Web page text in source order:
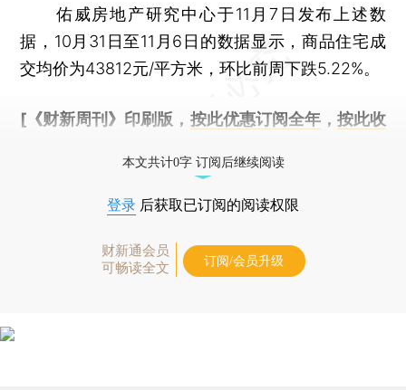
佑威房地产研究中心于11月7日发布上述数
据，10月31日至11月6日的数据显示，商品住宅成
交均价为43812元/平方米，环比前周下跌5.22%。
[《财新周刊》印刷版， 按此优惠订阅全年， 按此收
本文共计0字 订阅后继续阅读
登录 后获取已订阅的阅读权限
财新通会员
可畅读全文
订阅/会员升级